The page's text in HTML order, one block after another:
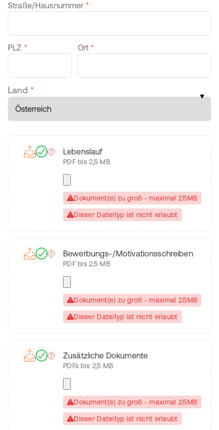
Adresse
Straße/Hausnummer *
PLZ * Ort *
Land *
▾
Dokumenten Upload
Lebenslauf
PDF bis 2,5 MB
Dokument(e) zu groß - maximal 2.5MB
Dieser Dateityp ist nicht erlaubt
Bewerbungs-/Motivationsschreiben
PDF bis 2,5 MB
Dokument(e) zu groß - maximal 2.5MB
Dieser Dateityp ist nicht erlaubt
Zusätzliche Dokumente
PDFs bis 2,5 MB
Dokument(e) zu groß - maximal 2.5MB
Dieser Dateityp ist nicht erlaubt